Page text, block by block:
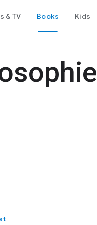
& TV Books Kids